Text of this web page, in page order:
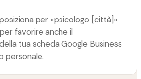
per «psicologo [città]»
favorire anche il
tua scheda Google Business
personale.